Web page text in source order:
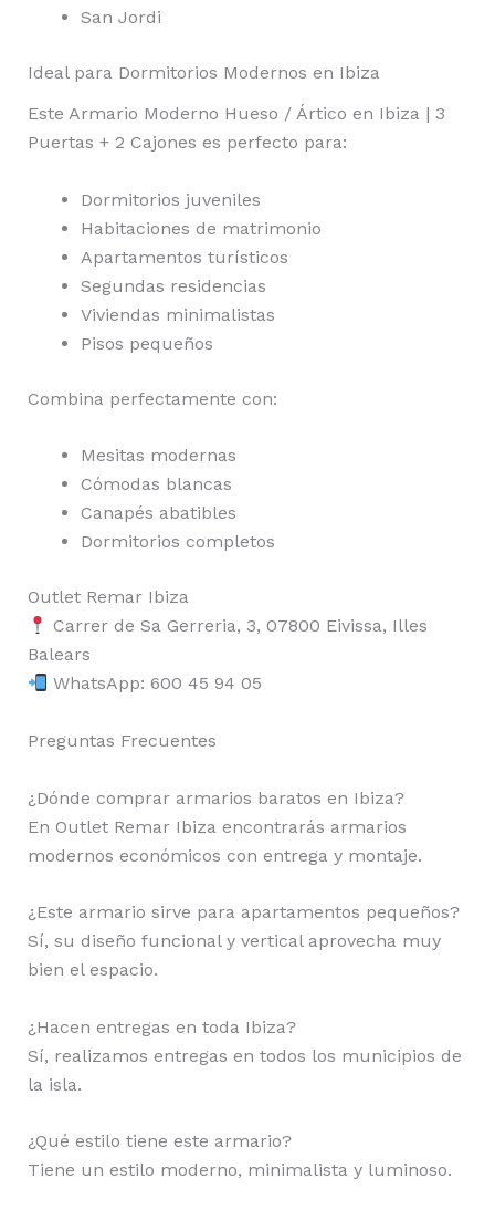
San Jordi
Ideal para Dormitorios Modernos en Ibiza
Este Armario Moderno Hueso / Ártico en Ibiza | 3
Puertas + 2 Cajones es perfecto para:
Dormitorios juveniles
Habitaciones de matrimonio
Apartamentos turísticos
Segundas residencias
Viviendas minimalistas
Pisos pequeños
Combina perfectamente con:
Mesitas modernas
Cómodas blancas
Canapés abatibles
Dormitorios completos
Outlet Remar Ibiza
Carrer de Sa Gerreria, 3, 07800 Eivissa, Illes
Balears
WhatsApp: 600 45 94 05
Preguntas Frecuentes
¿Dónde comprar armarios baratos en Ibiza?
En Outlet Remar Ibiza encontrarás armarios
modernos económicos con entrega y montaje.
¿Este armario sirve para apartamentos pequeños?
Sí, su diseño funcional y vertical aprovecha muy
bien el espacio.
¿Hacen entregas en toda Ibiza?
Sí, realizamos entregas en todos los municipios de
la isla.
¿Qué estilo tiene este armario?
Tiene un estilo moderno, minimalista y luminoso.